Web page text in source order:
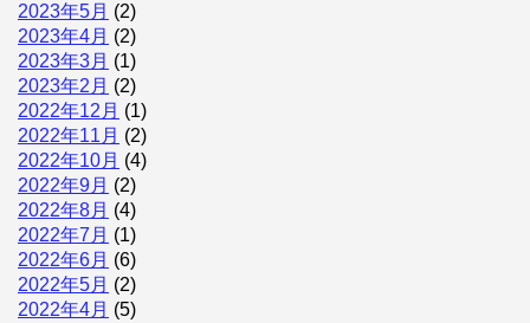
2023年5月 (2)
2023年4月 (2)
2023年3月 (1)
2023年2月 (2)
2022年12月 (1)
2022年11月 (2)
2022年10月 (4)
2022年9月 (2)
2022年8月 (4)
2022年7月 (1)
2022年6月 (6)
2022年5月 (2)
2022年4月 (5)